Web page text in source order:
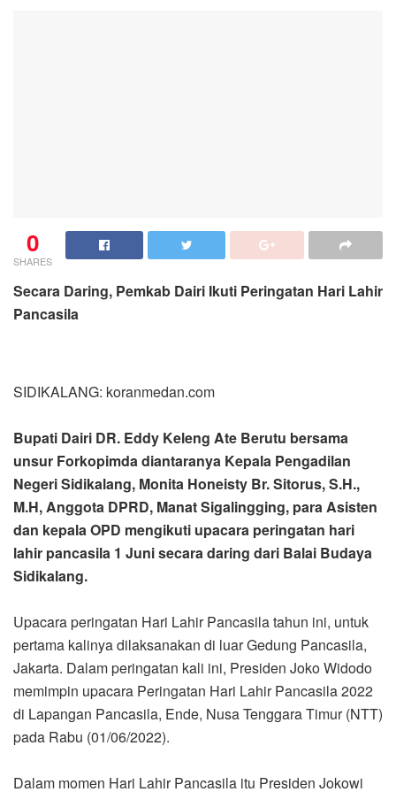
0
SHARES
Secara Daring, Pemkab Dairi Ikuti Peringatan Hari Lahir
Pancasila
SIDIKALANG: koranmedan.com
Bupati Dairi DR. Eddy Keleng Ate Berutu bersama
unsur Forkopimda diantaranya Kepala Pengadilan
Negeri Sidikalang, Monita Honeisty Br. Sitorus, S.H.,
M.H, Anggota DPRD, Manat Sigalingging, para Asisten
dan kepala OPD mengikuti upacara peringatan hari
lahir pancasila 1 Juni secara daring dari Balai Budaya
Sidikalang.
Upacara peringatan Hari Lahir Pancasila tahun ini, untuk
pertama kalinya dilaksanakan di luar Gedung Pancasila,
Jakarta. Dalam peringatan kali ini, Presiden Joko Widodo
memimpin upacara Peringatan Hari Lahir Pancasila 2022
di Lapangan Pancasila, Ende, Nusa Tenggara Timur (NTT)
pada Rabu (01/06/2022).
Dalam momen Hari Lahir Pancasila itu Presiden Jokowi